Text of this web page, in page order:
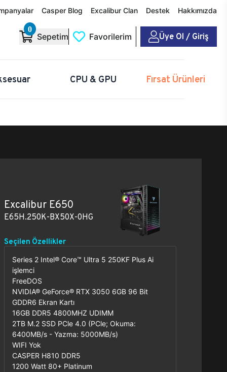
Casper Blog Excalibur Clan Destek Hakkımızda
0
Sepetim Favorilerim Üye Ol / Giriş
CPU & GPU Fırsat Ürünleri
Excalibur E650
E65H.250K-BX50X-0HG
Seçilen Özellikler
Series 2 Intel® Core™ Ultra 5 250KF Plus Ai
işlemci
FreeDOS
NVIDIA® GeForce® RTX 3050 6GB 96 Bit
GDDR6 Ekran Kartı
16GB DDR5 4800MHZ UDIMM
2TB M.2 SSD PCle 4.0 (PCle; Okuma:
6400MB/s - Yazma: 5000MB/s)
WIFI Yok
CASPER H810 DDR5
1200 Watt 80+ Platinum